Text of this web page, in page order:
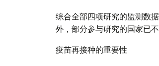
综合全部四项研究的监测数
外，部分参与研究的国家已
疫苗再接种的重要性